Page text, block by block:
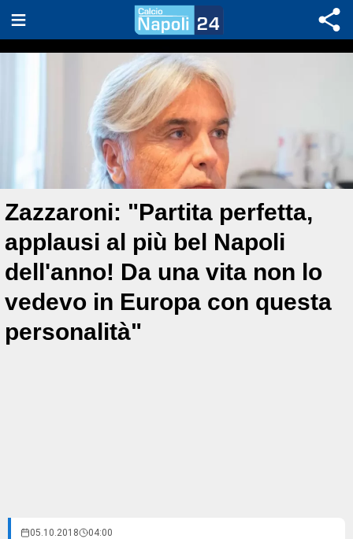
Zazzaroni: "Partita perfetta,
applausi al più bel Napoli
dell'anno! Da una vita non lo
vedevo in Europa con questa
personalità"
05.10.2018 04:00